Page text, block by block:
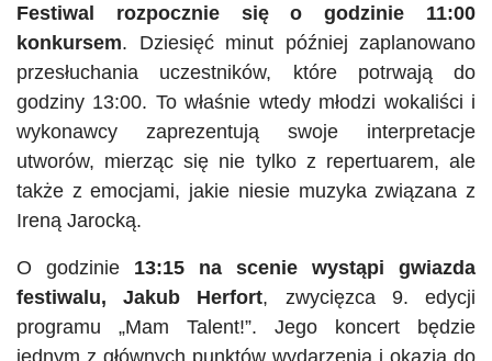
Festiwal rozpocznie się o godzinie 11:00
konkursem. Dziesięć minut później zaplanowano
przesłuchania uczestników, które potrwają do
godziny 13:00. To właśnie wtedy młodzi wokaliści i
wykonawcy zaprezentują swoje interpretacje
utworów, mierząc się nie tylko z repertuarem, ale
także z emocjami, jakie niesie muzyka związana z
Ireną Jarocką.
O godzinie 13:15 na scenie wystąpi gwiazda
festiwalu, Jakub Herfort, zwycięzca 9. edycji
programu „Mam Talent!”. Jego koncert będzie
jednym z głównych punktów wydarzenia i okazją do